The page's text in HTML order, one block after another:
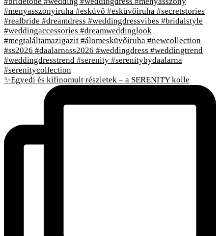
✨Egyedi és kifinomult részletek – a SERENITY kolle